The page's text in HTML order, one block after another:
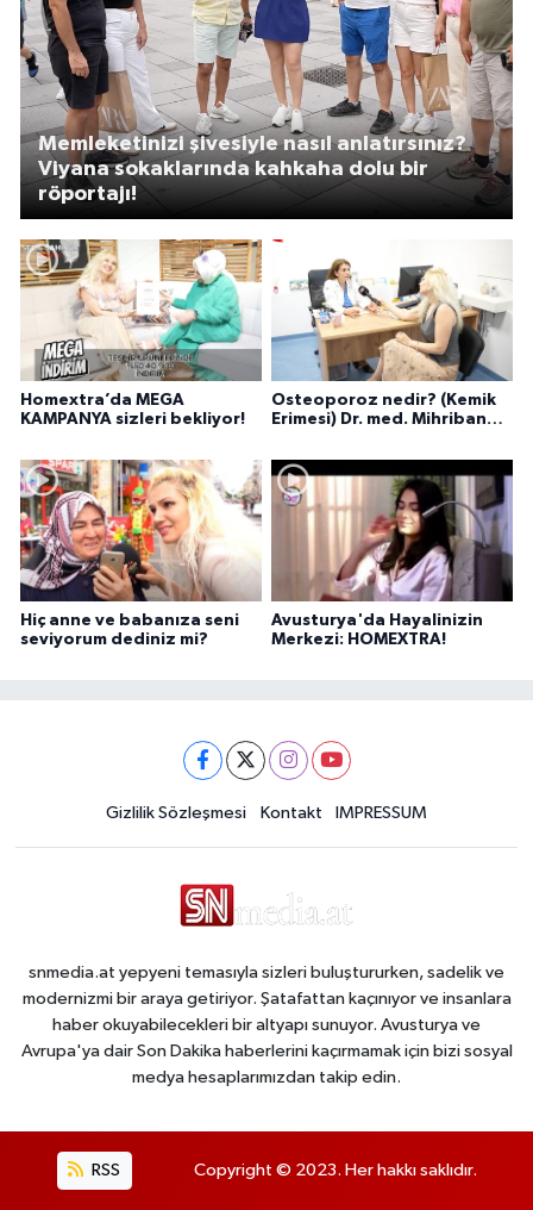
Homextra’da MEGA
KAMPANYA sizleri bekliyor!
Osteoporoz nedir? (Kemik
Erimesi) Dr. med. Mihriban
Memleketinizi şivesiyle nasıl anlatırsınız?
Viyana sokaklarında kahkaha dolu bir
röportajı!
Hiç anne ve babanıza seni
seviyorum dediniz mi?
Avusturya'da Hayalinizin
Merkezi: HOMEXTRA!
Gizlilik Sözleşmesi Kontakt IMPRESSUM
snmedia.at yepyeni temasıyla sizleri buluştururken, sadelik ve
modernizmi bir araya getiriyor. Şatafattan kaçınıyor ve insanlara
haber okuyabilecekleri bir altyapı sunuyor. Avusturya ve
Avrupa'ya dair Son Dakika haberlerini kaçırmamak için bizi sosyal
medya hesaplarımızdan takip edin.
RSS Copyright © 2023. Her hakkı saklıdır.